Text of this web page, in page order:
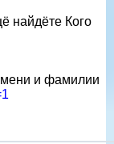
найдёте Кого
и фамилии